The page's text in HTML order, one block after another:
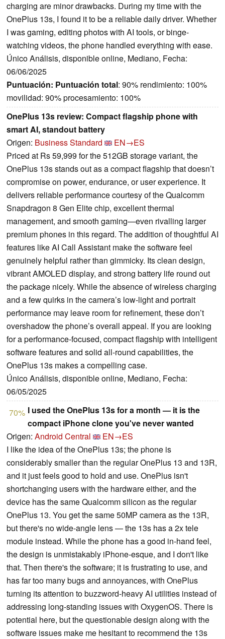
charging are minor drawbacks. During my time with the
OnePlus 13s, I found it to be a reliable daily driver. Whether
I was gaming, editing photos with AI tools, or binge-
watching videos, the phone handled everything with ease.
Único Análisis, disponible online, Mediano, Fecha:
06/06/2025
Puntuación: Puntuación total: 90% rendimiento: 100%
movilidad: 90% procesamiento: 100%
OnePlus 13s review: Compact flagship phone with
smart AI, standout battery
Origen: Business Standard
EN→ES
Priced at Rs 59,999 for the 512GB storage variant, the
OnePlus 13s stands out as a compact flagship that doesn’t
compromise on power, endurance, or user experience. It
delivers reliable performance courtesy of the Qualcomm
Snapdragon 8 Gen Elite chip, excellent thermal
management, and smooth gaming—even rivalling larger
premium phones in this regard. The addition of thoughtful AI
features like AI Call Assistant make the software feel
genuinely helpful rather than gimmicky. Its clean design,
vibrant AMOLED display, and strong battery life round out
the package nicely. While the absence of wireless charging
and a few quirks in the camera’s low-light and portrait
performance may leave room for refinement, these don’t
overshadow the phone’s overall appeal. If you are looking
for a performance-focused, compact flagship with intelligent
software features and solid all-round capabilities, the
OnePlus 13s makes a compelling case.
Único Análisis, disponible online, Mediano, Fecha:
06/05/2025
70% I used the OnePlus 13s for a month — it is the
compact iPhone clone you've never wanted
Origen: Android Central
EN→ES
I like the idea of the OnePlus 13s; the phone is
considerably smaller than the regular OnePlus 13 and 13R,
and it just feels good to hold and use. OnePlus isn't
shortchanging users with the hardware either, and the
device has the same Qualcomm silicon as the regular
OnePlus 13. You get the same 50MP camera as the 13R,
but there's no wide-angle lens — the 13s has a 2x tele
module instead. While the phone has a good in-hand feel,
the design is unmistakably iPhone-esque, and I don't like
that. Then there's the software; it is frustrating to use, and
has far too many bugs and annoyances, with OnePlus
turning its attention to buzzword-heavy AI utilities instead of
addressing long-standing issues with OxygenOS. There is
potential here, but the questionable design along with the
software issues make me hesitant to recommend the 13s